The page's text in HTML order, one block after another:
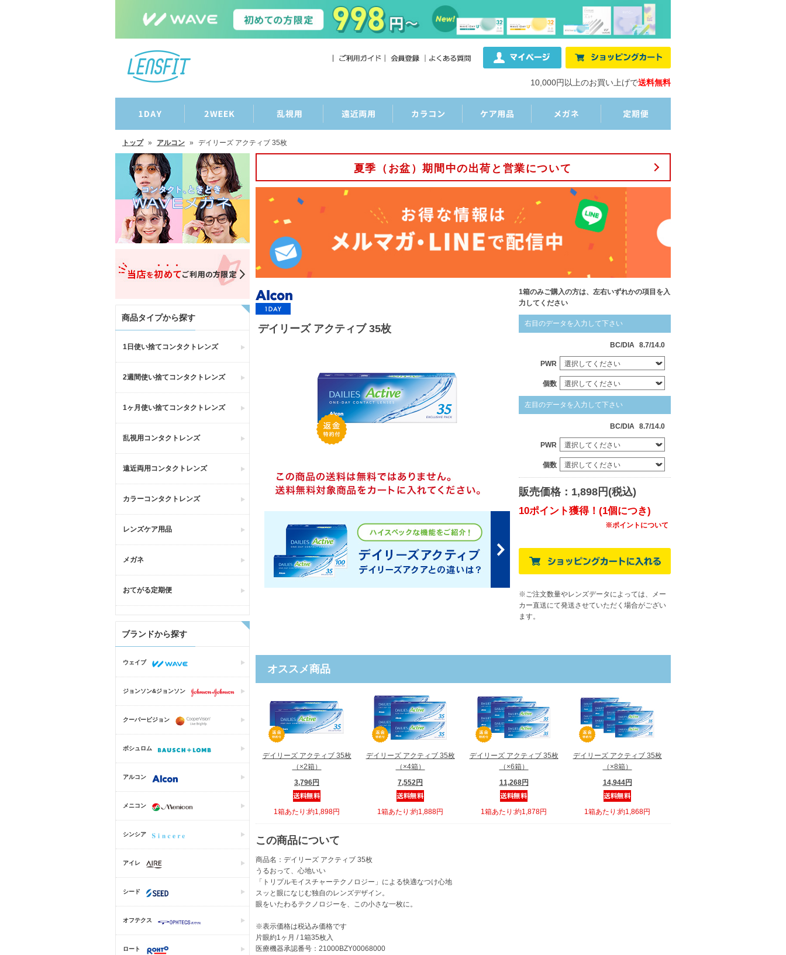
10,000円以上のお買い上げで送料無料
トップ » アルコン » デイリーズ アクティブ 35枚
商品タイプから探す
1日使い捨てコンタクトレンズ
2週間使い捨てコンタクトレンズ
1ヶ月使い捨てコンタクトレンズ
乱視用コンタクトレンズ
遠近両用コンタクトレンズ
カラーコンタクトレンズ
レンズケア用品
メガネ
おてがる定期便
ブランドから探す
ウェイブ
ジョンソン&ジョンソン
クーパービジョン
ボシュロム
アルコン
メニコン
シンシア
アイレ
シード
オフテクス
ロート
夏季（お盆）期間中の出荷と営業について
デイリーズ アクティブ 35枚
1箱のみご購入の方は、左右いずれかの項目を入
力してください
右目のデータを入力して下さい
BC/DIA 8.7/14.0
PWR
個数
左目のデータを入力して下さい
BC/DIA 8.7/14.0
PWR
個数
販売価格：1,898円(税込)
10ポイント獲得！(1個につき)
※ポイントについて
※ご注文数量やレンズデータによっては、メー
カー直送にて発送させていただく場合がござい
ます。
オススメ商品
デイリーズ アクティブ 35枚
（×2箱）
3,796円
1箱あたり:約1,898円
デイリーズ アクティブ 35枚
（×4箱）
7,552円
1箱あたり:約1,888円
デイリーズ アクティブ 35枚
（×6箱）
11,268円
1箱あたり:約1,878円
デイリーズ アクティブ 35枚
（×8箱）
14,944円
1箱あたり:約1,868円
この商品について
商品名：デイリーズ アクティブ 35枚
うるおって、心地いい
「トリプルモイスチャーテクノロジー」による快適なつけ心地
スッと眼になじむ独自のレンズデザイン。
眼をいたわるテクノロジーを、この小さな一枚に。
※表示価格は税込み価格です
片眼約1ヶ月 / 1箱35枚入
医療機器承認番号：21000BZY00068000